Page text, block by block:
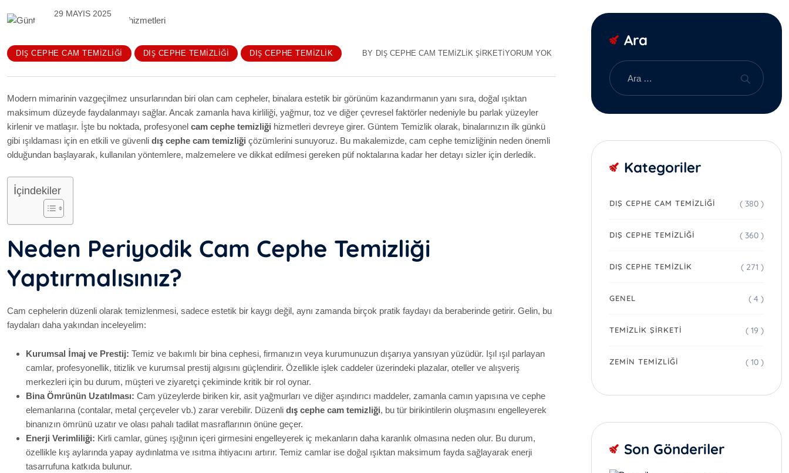
29 MAYIS 2025
DIŞ CEPHE CAM TEMIZLIĞI DIŞ CEPHE TEMIZLIĞI DIŞ CEPHE TEMIZLIK BY DIŞ CEPHE CAM TEMIZLIK ŞIRKETIYORUM YOK
Modern mimarinin vazgeçilmez unsurlarından biri olan cam cepheler, binalara estetik bir görünüm kazandırmanın yanı sıra, doğal ışıktan
maksimum düzeyde faydalanmayı sağlar. Ancak zamanla hava kirliliği, yağmur, toz ve diğer çevresel faktörler nedeniyle bu parlak yüzeyler
kirlenir ve matlaşır. İşte bu noktada, profesyonel cam cephe temizliği hizmetleri devreye girer. Güntem Temizlik olarak, binalarınızın ilk günkü
gibi ışıldaması için en etkili ve güvenli dış cephe cam temizliği çözümlerini sunuyoruz. Bu makalemizde, cam cephe temizliğinin neden önemli
olduğundan başlayarak, kullanılan yöntemlere, malzemelere ve dikkat edilmesi gereken püf noktalarına kadar her detayı sizler için derledik.
İçindekiler
Neden Periyodik Cam Cephe Temizliği
Yaptırmalısınız?
Cam cephelerin düzenli olarak temizlenmesi, sadece estetik bir kaygı değil, aynı zamanda birçok pratik faydayı da beraberinde getirir. Gelin, bu
faydaları daha yakından inceleyelim:
Kurumsal İmaj ve Prestij: Temiz ve bakımlı bir bina cephesi, firmanızın veya kurumunuzun dışarıya yansıyan yüzüdür. Işıl ışıl parlayan
camlar, profesyonellik, titizlik ve kurumsal prestij algısını güçlendirir. Özellikle işlek caddeler üzerindeki plazalar, oteller ve alışveriş
merkezleri için bu durum, müşteri ve ziyaretçi çekiminde kritik bir rol oynar.
Bina Ömrünün Uzatılması: Cam yüzeylerde biriken kir, asit yağmurları ve diğer aşındırıcı maddeler, zamanla camın yapısına ve cephe
elemanlarına (contalar, metal çerçeveler vb.) zarar verebilir. Düzenli dış cephe cam temizliği, bu tür birikintilerin oluşmasını engelleyerek
binanızın ömrünü uzatır ve olası pahalı tadilat masraflarının önüne geçer.
Enerji Verimliliği: Kirli camlar, güneş ışığının içeri girmesini engelleyerek iç mekanların daha karanlık olmasına neden olur. Bu durum,
özellikle kış aylarında yapay aydınlatma ve ısıtma ihtiyacını artırır. Temiz camlar ise doğal ışıktan maksimum fayda sağlayarak enerji
tasarrufuna katkıda bulunur.
Ara
Kategoriler
DIŞ CEPHE CAM TEMIZLIĞI ( 380 )
DIŞ CEPHE TEMIZLIĞI ( 360 )
DIŞ CEPHE TEMIZLIK ( 271 )
GENEL ( 4 )
TEMIZLIK ŞIRKETI ( 19 )
ZEMIN TEMIZLIĞI ( 10 )
Son Gönderiler